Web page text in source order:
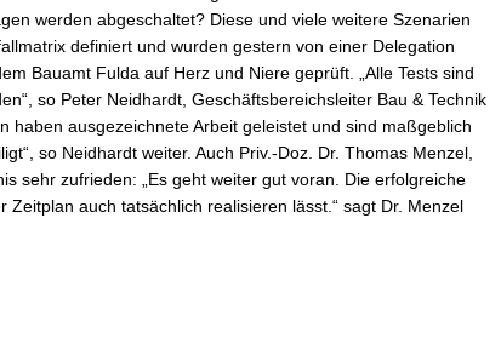
werden abgeschaltet? Diese und viele weitere Szenarien
definiert und wurden gestern von einer Delegation
Bauamt Fulda auf Herz und Niere geprüft. „Alle Tests sind
so Peter Neidhardt, Geschäftsbereichsleiter Bau & Technik
haben ausgezeichnete Arbeit geleistet und sind maßgeblich
so Neidhardt weiter. Auch Priv.-Doz. Dr. Thomas Menzel,
sehr zufrieden: „Es geht weiter gut voran. Die erfolgreiche
auch tatsächlich realisieren lässt.“ sagt Dr. Menzel